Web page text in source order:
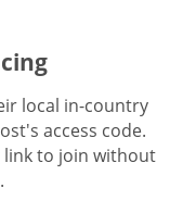
local in-country
access code.
link to join without